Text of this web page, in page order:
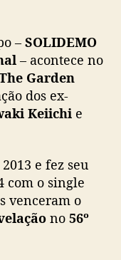
– SOLIDEMO
– acontece no
Garden
dos ex-
Keiichi e
e fez seu
com o single
venceram o
no 56º